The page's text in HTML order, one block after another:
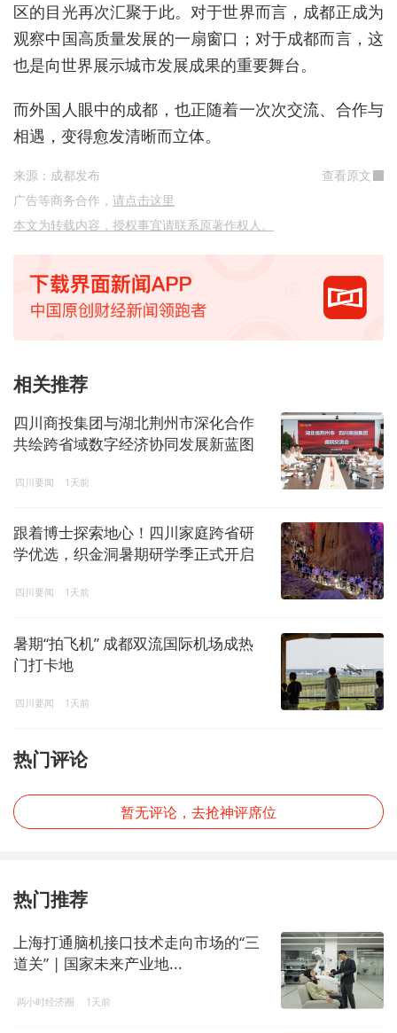
区的目光再次汇聚于此。对于世界而言，成都正成为
观察中国高质量发展的一扇窗口；对于成都而言，这
也是向世界展示城市发展成果的重要舞台。
而外国人眼中的成都，也正随着一次次交流、合作与
相遇，变得愈发清晰而立体。
来源：成都发布
查看原文
广告等商务合作， 请点击这里
本文为转载内容，授权事宜请联系原著作权人。
相关推荐
四川商投集团与湖北荆州市深化合作
共绘跨省域数字经济协同发展新蓝图
四川要闻 1天前
跟着博士探索地心！四川家庭跨省研
学优选，织金洞暑期研学季正式开启
四川要闻 1天前
暑期“拍飞机” 成都双流国际机场成热
门打卡地
四川要闻 1天前
热门评论
暂无评论，去抢神评席位
热门推荐
上海打通脑机接口技术走向市场的“三
道关” | 国家未来产业地...
两小时经济圈 1天前